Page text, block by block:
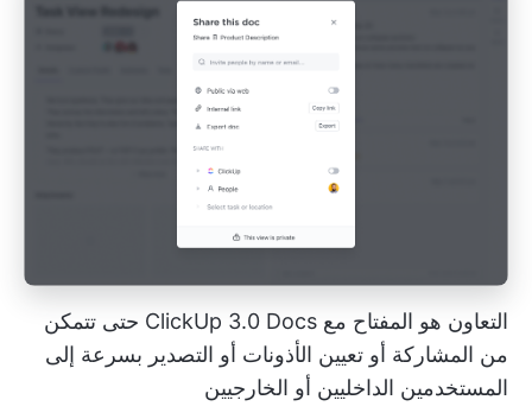
التعاون هو المفتاح مع ClickUp 3.0 Docs حتى تتمكن
من المشاركة أو تعيين الأذونات أو التصدير بسرعة إلى
المستخدمين الداخليين أو الخارجيين